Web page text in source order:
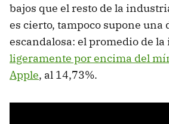
bajos que el resto de la
es cierto, tampoco supone una
escandalosa: el promedio de
ligeramente por encima del
Apple, al 14,73%.